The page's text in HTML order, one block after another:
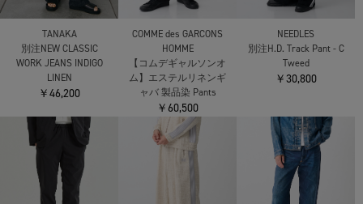
TANAKA
別注NEW CLASSIC
WORK JEANS INDIGO
LINEN
￥46,200
COMME des GARCONS
HOMME
【コムデギャルソンオ
ム】エステルリネンギ
ャバ 製品染 Pants
￥60,500
NEEDLES
別注H.D. Track Pant - C
Tweed
￥30,800